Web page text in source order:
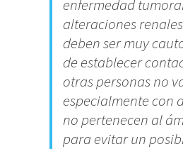
enfermedad
alteraciones
deben ser muy
de establecer
otras personas no
especialmente con
no pertenecen al
para evitar un